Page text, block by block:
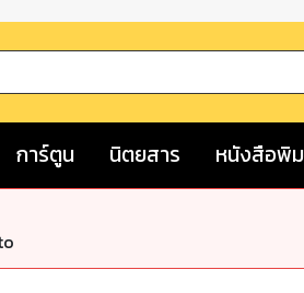
การ์ตูน นิตยสาร หนังสือพิ